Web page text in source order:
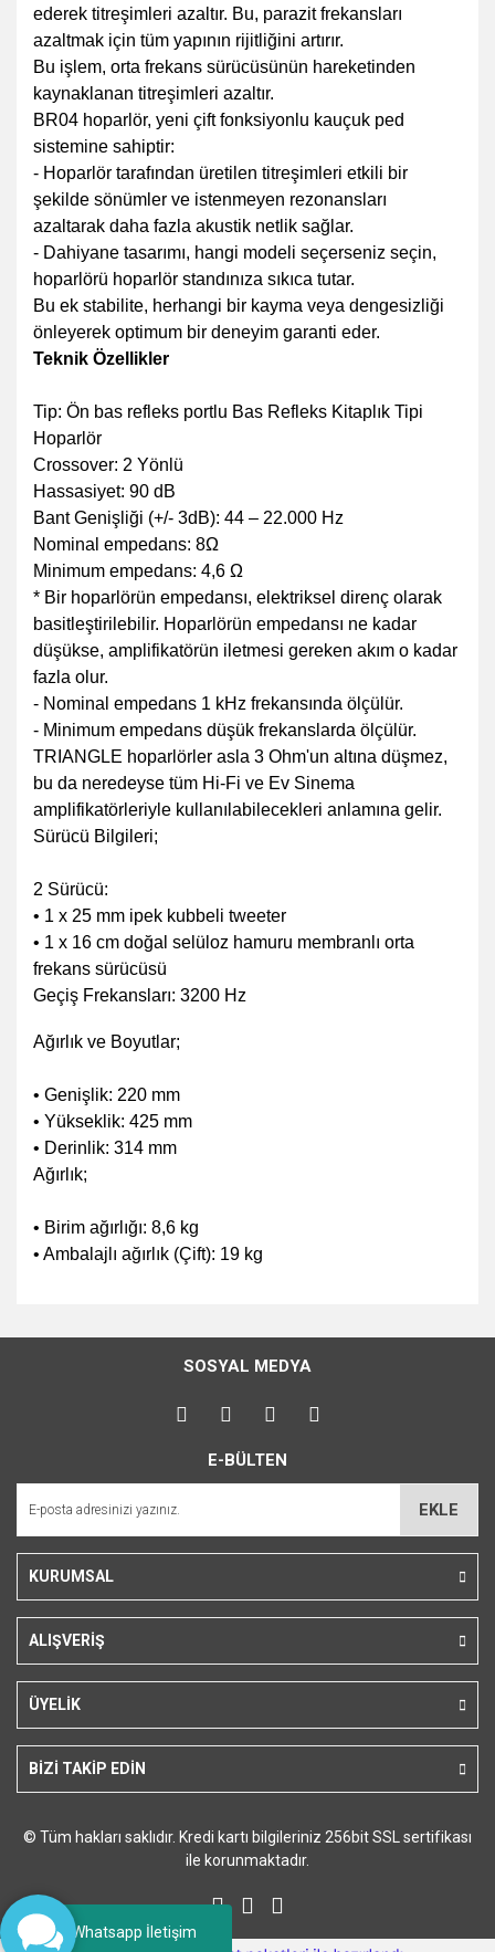
Whatsapp İletişim
ederek titreşimleri azaltır. Bu, parazit frekansları
azaltmak için tüm yapının rijitliğini artırır.
Bu işlem, orta frekans sürücüsünün hareketinden
kaynaklanan titreşimleri azaltır.
BR04 hoparlör, yeni çift fonksiyonlu kauçuk ped
sistemine sahiptir:
- Hoparlör tarafından üretilen titreşimleri etkili bir
şekilde sönümler ve istenmeyen rezonansları
azaltarak daha fazla akustik netlik sağlar.
- Dahiyane tasarımı, hangi modeli seçerseniz seçin,
hoparlörü hoparlör standınıza sıkıca tutar.
Bu ek stabilite, herhangi bir kayma veya dengesizliği
önleyerek optimum bir deneyim garanti eder.
Teknik Özellikler
Tip: Ön bas refleks portlu Bas Refleks Kitaplık Tipi
Hoparlör
Crossover: 2 Yönlü
Hassasiyet: 90 dB
Bant Genişliği (+/- 3dB): 44 – 22.000 Hz
Nominal empedans: 8Ω
Minimum empedans: 4,6 Ω
* Bir hoparlörün empedansı, elektriksel direnç olarak
basitleştirilebilir. Hoparlörün empedansı ne kadar
düşükse, amplifikatörün iletmesi gereken akım o kadar
fazla olur.
- Nominal empedans 1 kHz frekansında ölçülür.
- Minimum empedans düşük frekanslarda ölçülür.
TRIANGLE hoparlörler asla 3 Ohm'un altına düşmez,
bu da neredeyse tüm Hi-Fi ve Ev Sinema
amplifikatörleriyle kullanılabilecekleri anlamına gelir.
Sürücü Bilgileri;
2 Sürücü:
• 1 x 25 mm ipek kubbeli tweeter
• 1 x 16 cm doğal selüloz hamuru membranlı orta
frekans sürücüsü
Geçiş Frekansları: 3200 Hz
Ağırlık ve Boyutlar;
• Genişlik: 220 mm
• Yükseklik: 425 mm
• Derinlik: 314 mm
Ağırlık;
• Birim ağırlığı: 8,6 kg
• Ambalajlı ağırlık (Çift): 19 kg
konularda yetersiz gördüğünüz noktaları öneri formunu
kullanarak tarafımıza iletebilirsiniz.
Görüş ve önerileriniz için teşekkür ederiz.
Ürün açıklamasında eksik bilgiler bulunuyor.
Bu ürüne benzer farklı alternatifler olmalı.
SOSYAL MEDYA
E-BÜLTEN
EKLE
KURUMSAL
ALIŞVERİŞ
ÜYELİK
BİZİ TAKİP EDİN
© Tüm hakları saklıdır. Kredi kartı bilgileriniz 256bit SSL sertifikası
ile korunmaktadır.